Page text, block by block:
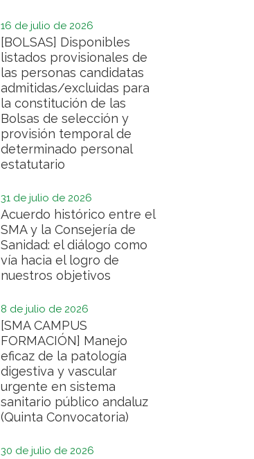
16 de julio de 2026
[BOLSAS] Disponibles
listados provisionales de
las personas candidatas
admitidas/excluidas para
la constitución de las
Bolsas de selección y
provisión temporal de
determinado personal
estatutario
31 de julio de 2026
Acuerdo histórico entre el
SMA y la Consejería de
Sanidad: el diálogo como
vía hacia el logro de
nuestros objetivos
8 de julio de 2026
[SMA CAMPUS
FORMACIÓN] Manejo
eficaz de la patología
digestiva y vascular
urgente en sistema
sanitario público andaluz
(Quinta Convocatoria)
30 de julio de 2026